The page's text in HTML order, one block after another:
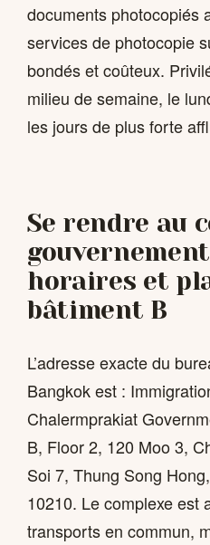
documents photocopiés
services de photocopie
bondés et coûteux.
milieu de semaine, le
les jours de plus forte
Se rendre au
horaires et
bâtiment B
L’adresse exacte du
Bangkok est :
Chalermprakiat
B, Floor 2, 120 Moo 3,
Soi 7, Thung Song
10210. Le complexe est
transports en commun,